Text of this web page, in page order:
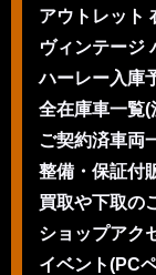
アウトレット
ヴィンテージ
ハーレー入庫
全在庫車一覧(
ご契約済車両
整備・保証付
買取や下取の
ショップアク
イベント(PC